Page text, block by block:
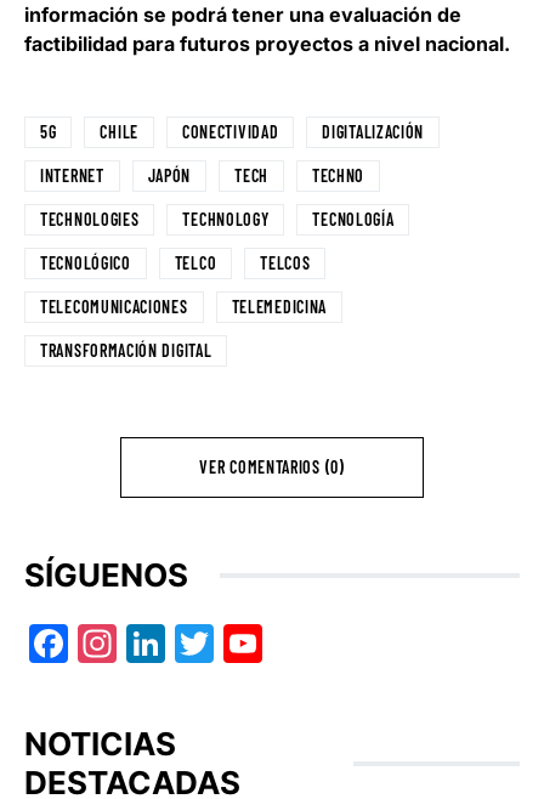
información se podrá tener una evaluación de
factibilidad para futuros proyectos a nivel nacional.
5G CHILE CONECTIVIDAD DIGITALIZACIÓN
INTERNET JAPÓN TECH TECHNO
TECHNOLOGIES TECHNOLOGY TECNOLOGÍA
TECNOLÓGICO TELCO TELCOS
TELECOMUNICACIONES TELEMEDICINA
TRANSFORMACIÓN DIGITAL
VER COMENTARIOS (0)
SÍGUENOS
Facebook
Instagram
LinkedIn
Twitter
NOTICIAS
DESTACADAS